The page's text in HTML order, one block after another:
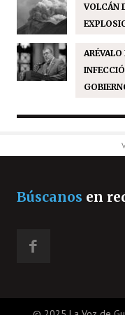
VOLCÁN
Búscanos en